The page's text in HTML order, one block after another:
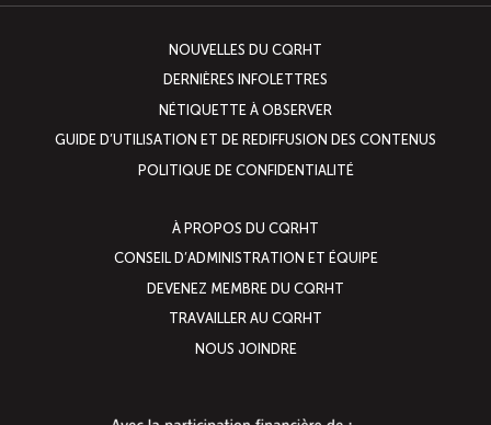
NOUVELLES DU CQRHT
DERNIÈRES INFOLETTRES
NÉTIQUETTE À OBSERVER
GUIDE D’UTILISATION ET DE REDIFFUSION DES CONTENUS
POLITIQUE DE CONFIDENTIALITÉ
À PROPOS DU CQRHT
CONSEIL D’ADMINISTRATION ET ÉQUIPE
DEVENEZ MEMBRE DU CQRHT
TRAVAILLER AU CQRHT
NOUS JOINDRE